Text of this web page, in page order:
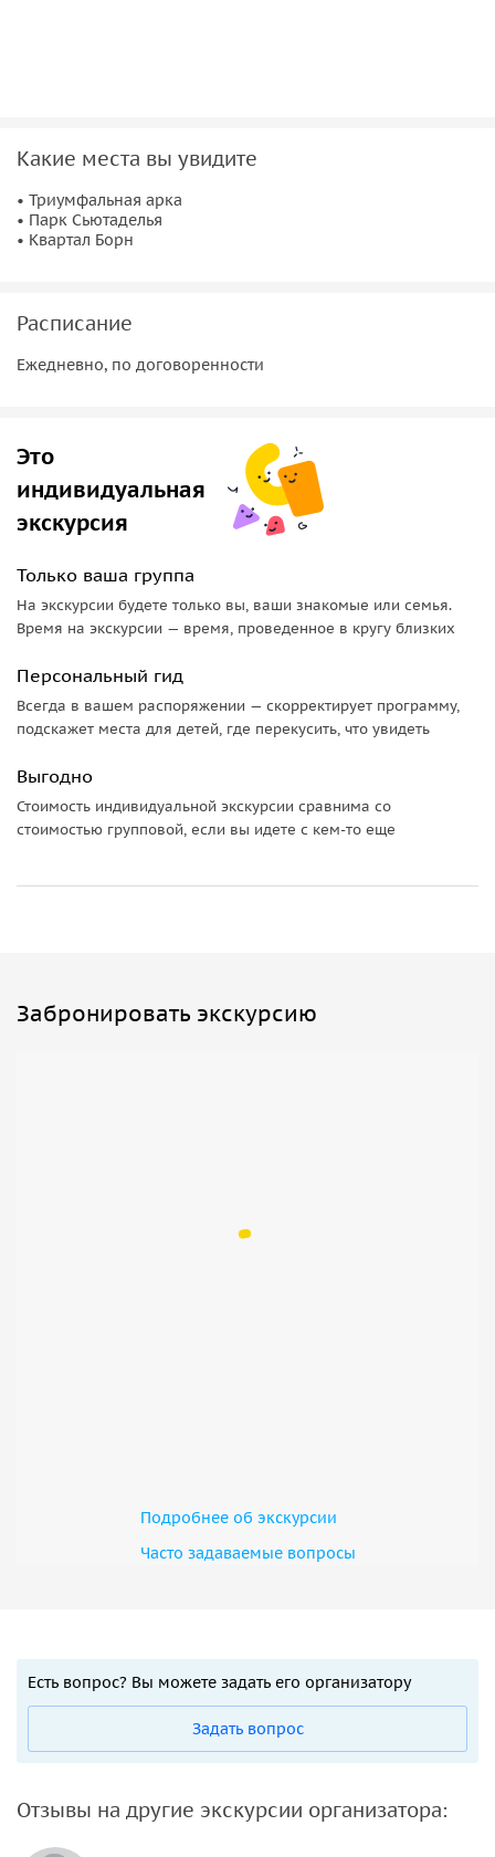
Какие места вы увидите
• Триумфальная арка
• Парк Сьютаделья
• Квартал Борн
Расписание
Ежедневно, по договоренности
Это
индивидуальная
экскурсия
Только ваша группа
На экскурсии будете только вы, ваши знакомые или семья.
Время на экскурсии — время, проведенное в кругу близких
Персональный гид
Всегда в вашем распоряжении — скорректирует программу,
подскажет места для детей, где перекусить, что увидеть
Выгодно
Стоимость индивидуальной экскурсии сравнима со
стоимостью групповой, если вы идете с кем-то еще
Забронировать экскурсию
Подробнее об экскурсии
Часто задаваемые вопросы
Есть вопрос? Вы можете задать его организатору
Задать вопрос
Отзывы на другие экскурсии организатора: